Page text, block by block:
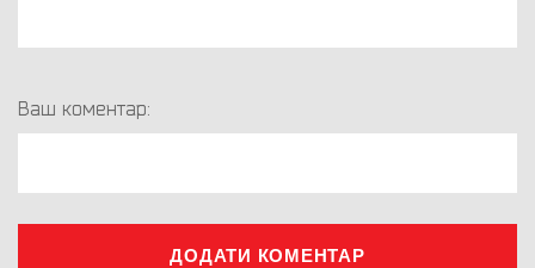
Ваш коментар:
ДОДАТИ КОМЕНТАР